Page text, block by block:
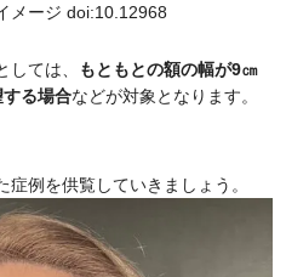
メージ doi:10.12968
ては、
もともとの額の幅が9㎝
する場合などが対象となります。
例を供覧していきましょう。